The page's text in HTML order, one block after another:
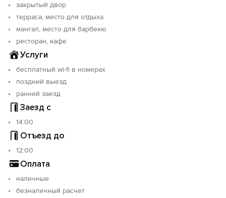
закрытый двор
терраса, место для отдыха
мангал, место для барбекю
ресторан, кафе
Услуги
бесплатный wi-fi в номерах
поздний выезд
ранний заезд
Заезд с
14:00
Отъезд до
12:00
Оплата
наличные
безналичный расчет